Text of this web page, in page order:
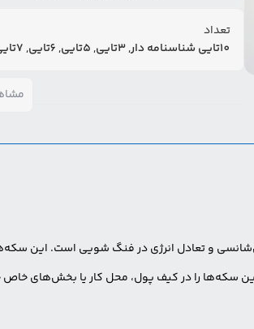
تعداد
10تایی شناسنامه دار, 3تایی, 5تایی, 6تایی, 7تایی, 8تایی, 9تایی, تکی
و تعادل انرژی در فنگ شویی است. این سکه‌ها
سکه‌ها را در کیف پول، محل کار یا بخش‌های خاص